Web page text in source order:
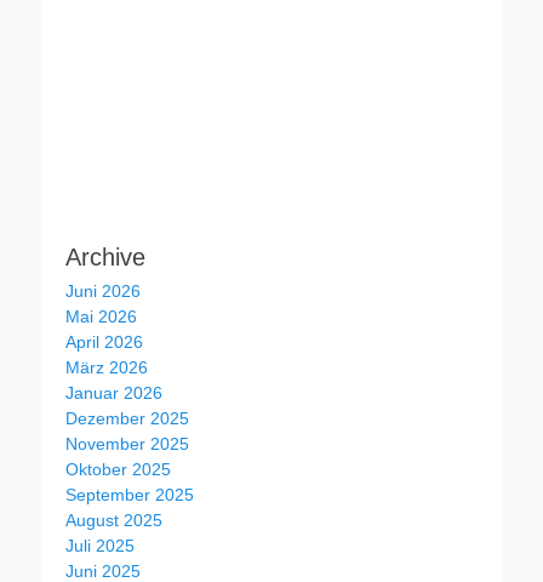
Archive
Juni 2026
Mai 2026
April 2026
März 2026
Januar 2026
Dezember 2025
November 2025
Oktober 2025
September 2025
August 2025
Juli 2025
Juni 2025